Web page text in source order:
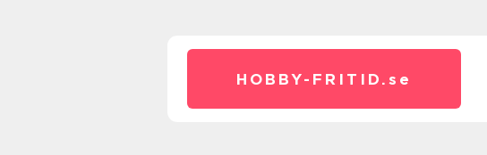
HOBBY-FRITID. se